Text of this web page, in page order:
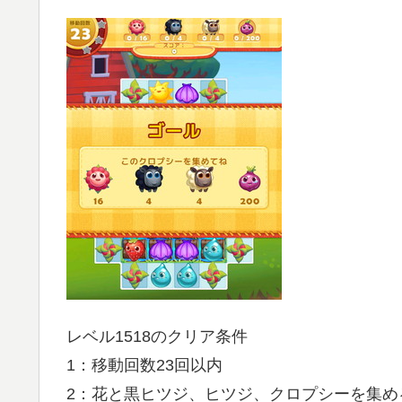
レベル1518のクリア条件
1：移動回数23回以内
2：花と黒ヒツジ、ヒツジ、クロプシーを集め